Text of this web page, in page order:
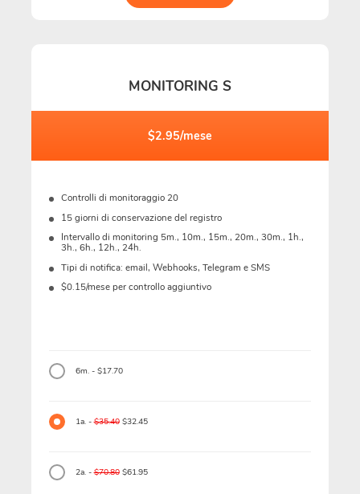
MONITORING S
$2.95/mese
Controlli di monitoraggio 20
15 giorni di conservazione del registro
Intervallo di monitoring 5m., 10m., 15m., 20m., 30m., 1h.,
3h., 6h., 12h., 24h.
Tipi di notifica: email, Webhooks, Telegram e SMS
$0.15/mese per controllo aggiuntivo
6m. - $17.70
1a. -$35.40$32.45
2a. -$70.80$61.95